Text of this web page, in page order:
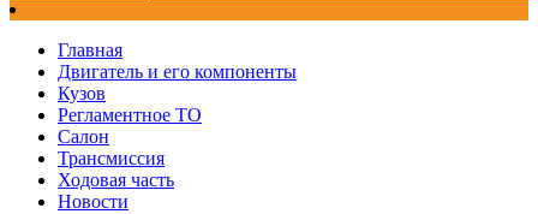
Главная
Двигатель и его компоненты
Кузов
Регламентное ТО
Салон
Трансмиссия
Ходовая часть
Новости